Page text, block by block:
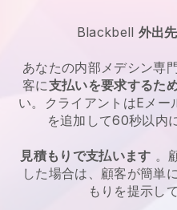
Blackbell 外出
あなたの内部メデシン専
客に支払いを要求するた
い。クライアントはEメー
を追加して60秒以内
見積もりで支払います 。
した場合は、顧客が簡単
もりを提示し